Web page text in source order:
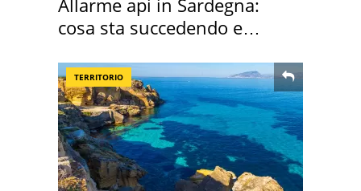
Allarme api in Sardegna:
cosa sta succedendo e
TERRITORIO